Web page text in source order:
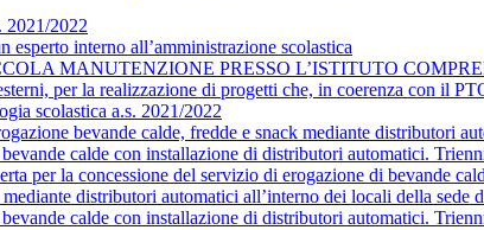
2021/2022
interno all’amministrazione scolastica
MANUTENZIONE PRESSO L’ISTITUTO
per la realizzazione di progetti che, in coerenza con il
scolastica a.s. 2021/2022
bevande calde, fredde e snack mediante distributori
calde con installazione di distributori automatici.
per la concessione del servizio di erogazione di bevande
distributori automatici all’interno dei locali della sede
calde con installazione di distributori automatici.